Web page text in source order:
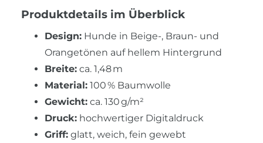
Produktdetails im Überblick
Design: Hunde in Beige-, Braun- und
Orangetönen auf hellem Hintergrund
Breite: ca. 1,48 m
Material: 100 % Baumwolle
Gewicht: ca. 130 g/m²
Druck: hochwertiger Digitaldruck
Griff: glatt, weich, fein gewebt